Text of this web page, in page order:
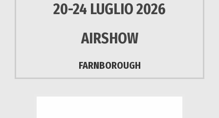
20-24 LUGLIO 2026
AIRSHOW
FARNBOROUGH